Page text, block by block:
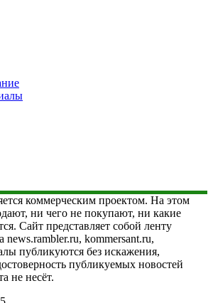
коммерческим проектом. На этом
ни чего не покупают, ни какие
Сайт представляет собой ленту
news.rambler.ru, kommersant.ru,
публикуются без искажения,
публикуемых новостей
не несёт.